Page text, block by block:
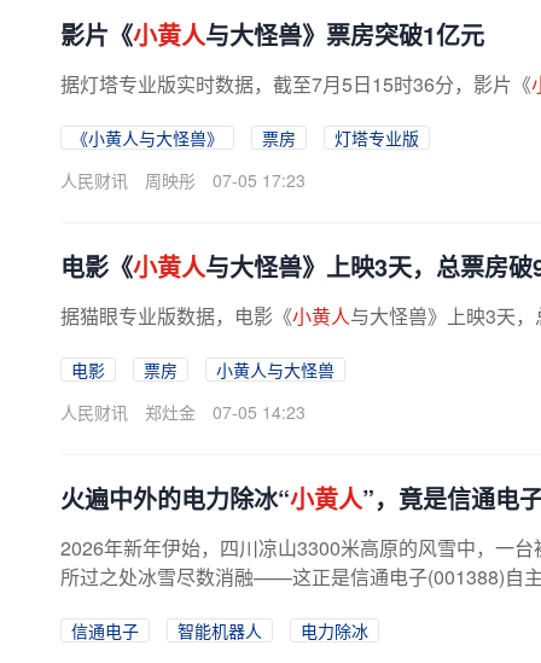
影片《小黄人与大怪兽》票房突破1亿元
据灯塔专业版实时数据，截至7月5日15时36分，影片《
《小黄人与大怪兽》 票房
灯塔专业版
人民财讯
周映彤 07-05 17:23
电影《小黄人与大怪兽》上映3天，总票房破
据猫眼专业版数据，电影《小黄人与大怪兽》上映3天
电影 票房
小黄人与大怪兽
人民财讯
郑灶金 07-05 14:23
火遍中外的电力除冰“小黄人”，竟是信通电
2026年新年伊始，四川凉山3300米高原的风雪中，一台
所过之处冰雪尽数消融——这正是信通电子(001388)自
信通电子 智能机器人
电力除冰